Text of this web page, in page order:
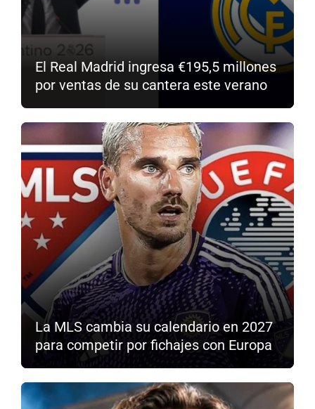
El Real Madrid ingresa €195,5 millones
por ventas de su cantera este verano
La MLS cambia su calendario en 2027
para competir por fichajes con Europa